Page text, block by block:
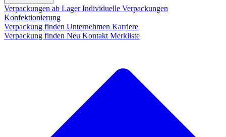
Verpackungen ab LagerIndividuelle Verpackungen
Konfektionierung
Verpackung finden Unternehmen Karriere
Verpackung finden Neu Kontakt Merkliste